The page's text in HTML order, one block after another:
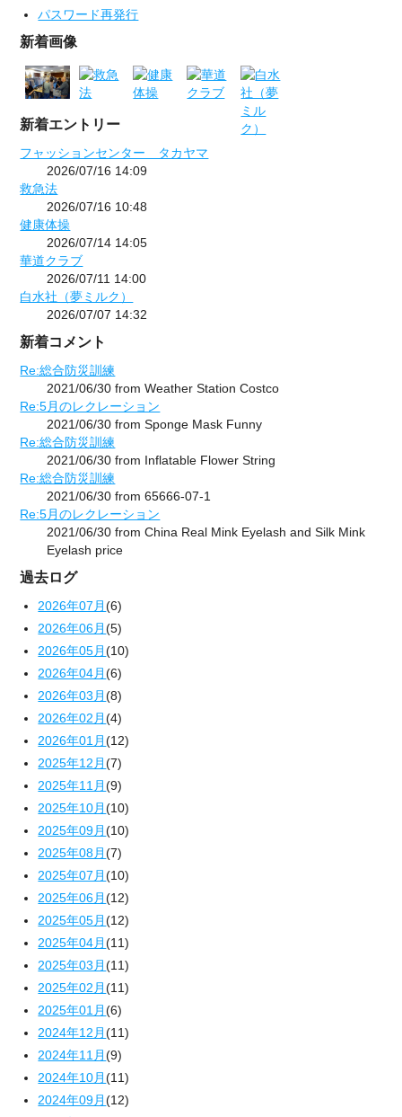
パスワード再発行
新着画像
新着エントリー
フャッションセンター タカヤマ
2026/07/16 14:09
救急法
2026/07/16 10:48
健康体操
2026/07/14 14:05
華道クラブ
2026/07/11 14:00
白水社（夢ミルク）
2026/07/07 14:32
新着コメント
Re:総合防災訓練
2021/06/30 from Weather Station Costco
Re:5月のレクレーション
2021/06/30 from Sponge Mask Funny
Re:総合防災訓練
2021/06/30 from Inflatable Flower String
Re:総合防災訓練
2021/06/30 from 65666-07-1
Re:5月のレクレーション
2021/06/30 from China Real Mink Eyelash and Silk Mink
Eyelash price
過去ログ
2026年07月(6)
2026年06月(5)
2026年05月(10)
2026年04月(6)
2026年03月(8)
2026年02月(4)
2026年01月(12)
2025年12月(7)
2025年11月(9)
2025年10月(10)
2025年09月(10)
2025年08月(7)
2025年07月(10)
2025年06月(12)
2025年05月(12)
2025年04月(11)
2025年03月(11)
2025年02月(11)
2025年01月(6)
2024年12月(11)
2024年11月(9)
2024年10月(11)
2024年09月(12)